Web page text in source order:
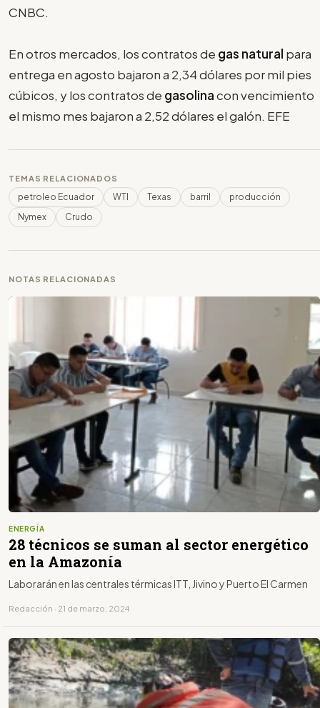
CNBC.
En otros mercados, los contratos de gas natural para
entrega en agosto bajaron a 2,34 dólares por mil pies
cúbicos, y los contratos de gasolinacon vencimiento
el mismo mes bajaron a 2,52 dólares el galón. EFE
TEMAS RELACIONADOS
petroleo Ecuador WTI Texas barril
producción
Nymex
Crudo
NOTAS RELACIONADAS
ENERGÍA
28 técnicos se suman al sector energético
en la Amazonía
Laborarán en las centrales térmicas ITT, Jivino y Puerto El Carmen
Redacción · 21 de marzo, 2024